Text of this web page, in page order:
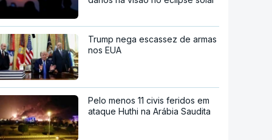
Trump nega escassez de armas
nos EUA
Pelo menos 11 civis feridos em
ataque Huthi na Arábia Saudita